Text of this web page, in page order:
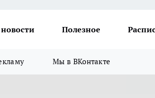
новости Полезное
Мы в ВКонтакте